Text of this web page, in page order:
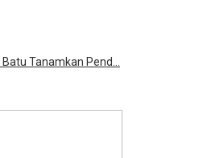
Batu Tanamkan Pend…